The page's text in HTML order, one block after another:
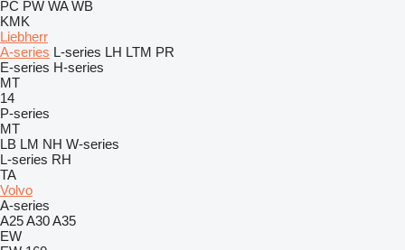
PC PW WA WB
KMK
Liebherr
A-series L-series LH LTM PR
E-series H-series
MT
14
P-series
MT
LB LM NH W-series
L-series RH
TA
Volvo
A-series
A25A30A35
EW